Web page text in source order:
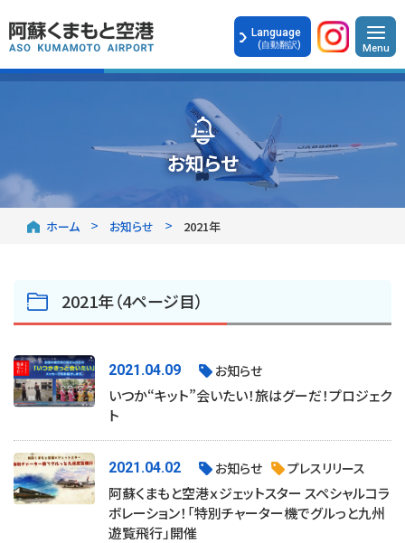
Language
(自動翻訳)
お知らせ
ホーム お知らせ 2021年
2021年（4ページ目）
2021.04.09 お知らせ
いつか“キット”会いたい！旅はグーだ！プロジェク
ト
2021.04.02 お知らせ プレスリリース
阿蘇くまもと空港ｘジェットスター スペシャルコラ
ボレーション！「特別チャーター機でグルっと九州
遊覧飛行」開催